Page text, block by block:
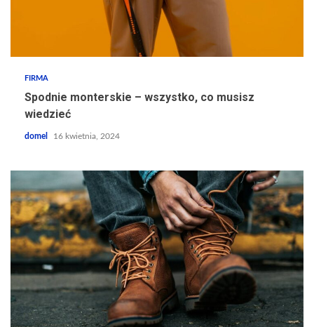
FIRMA
Spodnie monterskie – wszystko, co musisz
wiedzieć
domel 16 kwietnia, 2024